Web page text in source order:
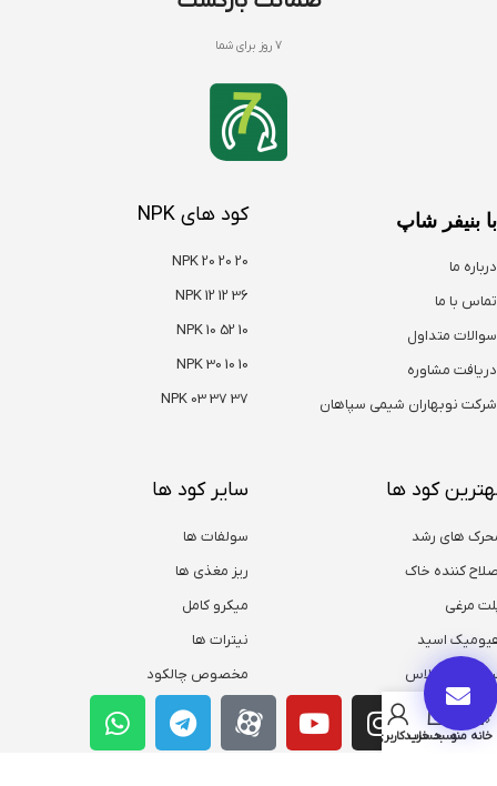
7 روز برای شما
با بنیفر شاپ
درباره ما
تماس با ما
سوالات متداول
دریافت مشاوره
شرکت نوبهاران شیمی سپاهان
کود های NPK
NPK 20 20 20
NPK 12 12 36
NPK 10 52 10
NPK 30 10 10
NPK 03 37 37
کود ها
های رشد
کننده خاک
مرغی
اسید
ست پلاس
سایر کود ها
سولفات ها
ریز مغذی ها
میکرو کامل
نیترات ها
مخصوص چالکود
خانه منوسبد خرید
حساب کاربری من